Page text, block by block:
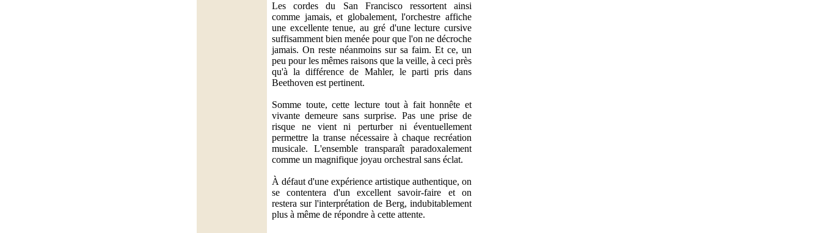
Les cordes du San Francisco ressortent ainsi
comme jamais, et globalement, l'orchestre affiche
une excellente tenue, au gré d'une lecture cursive
suffisamment bien menée pour que l'on ne décroche
jamais. On reste néanmoins sur sa faim. Et ce, un
peu pour les mêmes raisons que la veille, à ceci près
qu'à la différence de Mahler, le parti pris dans
Beethoven est pertinent.
Somme toute, cette lecture tout à fait honnête et
vivante demeure sans surprise. Pas une prise de
risque ne vient ni perturber ni éventuellement
permettre la transe nécessaire à chaque recréation
musicale. L'ensemble transparaît paradoxalement
comme un magnifique joyau orchestral sans éclat.
À défaut d'une expérience artistique authentique, on
se contentera d'un excellent savoir-faire et on
restera sur l'interprétation de Berg, indubitablement
plus à même de répondre à cette attente.